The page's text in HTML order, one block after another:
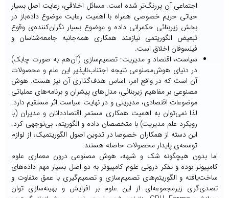
اجتماعی آن پررنگ‌تر شده است. مسائل اخلاقی، رعایت اصل بسیار
حیاتی حریم خصوصی همراه با اهمیت رعایت موضوع داده‌باز در
بخش زیربنائی حکمرانی داده و موضوع بسیار نگران‌کننده‌ی وقوع
تبعیض الگوریتمی نیازمند همکاری همه‌جانبه‌ جامعه‌شناسان و
فیلسوفان اخلاق است.
سیاست، اقتصاد و مدیریت: تصمیم‌سازی (آن‌هم به صورت چابک)
در دنیای هوش‌مصنوعی نتیجه‌ اجتناب‌ناپذیر این علم و محصولات
آن است که در واقع امر، اساس هدف‌گذاری آن نیز هست. هوش
مصنوعی بر مفاهیم زیربنائی، مدل‌های پیشران و برنامه‌های عملیاتی
موضوعات اقتصادی، مدیریتی و در نهایت سیاست اثر مستقیم دارد.
لذا نمی‌توان به اهمیت همکاری مستمر اقتصاددانان و مدیران (با
رویکرد علم مدیریت) با متخصصان داده و الگوریتم، بی‌توجهی کرد.
این دسته از همکاران خصوصا در تدوین اصول الگوریتمیک، از لوازم
توسعه‌ی پایدار محصولات حاصله هستند.
اما بدون هیچگونه شک و شبهه، هوش مصنوعی درون معماری علوم
کامپیوتر بوده و تفکر درونی علوم کامپیوتر به دو اصل بسیار مهم داده‌های
ساخت‌یافته و الگوریتم‌‌های تصمیم‌سازی و تصمیم‌گیری با عمق متفاوت و
تصدی‌گری زیرمجموعه‌ای از این علوم بر افزایش و بهینه‌سازی توان